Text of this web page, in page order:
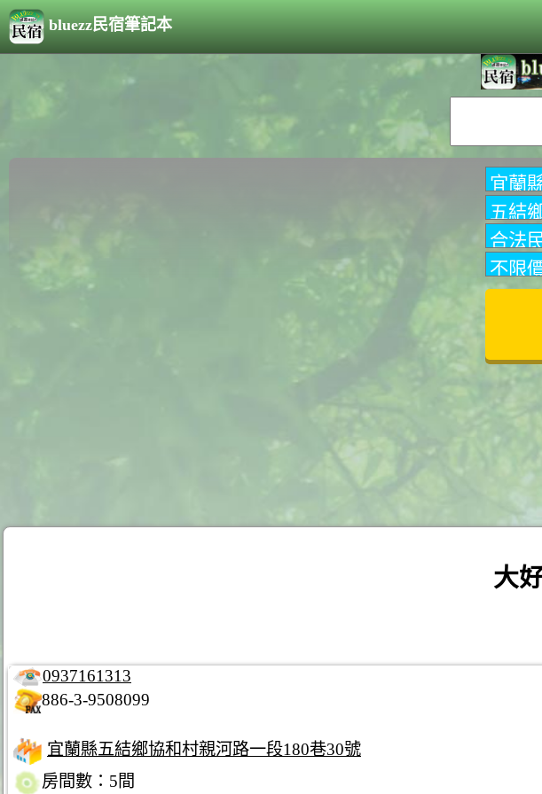
bluezz民宿筆記本
大
0937161313
886-3-9508099
宜蘭縣五結鄉協和村親河路一段180巷30號
房間數：5間